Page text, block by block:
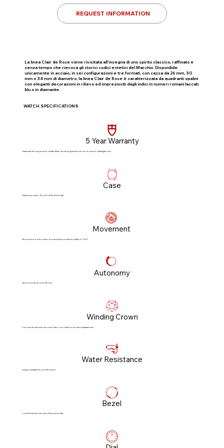
REQUEST INFORMATION
La linea Clair de Rose viene rivisitata all’insegna di uno spirito classico, raffinato e
senza tempo che rievoca gli storici codici estetici del Marchio. Disponibile
unicamente in acciaio, in sei configurazioni e tre formati, con cassa da 26 mm, 30
mm o 34 mm di diametro, la linea Clair de Rose è caratterizzata da quadranti opalini
con eleganti decorazioni in rilievo ed impreziositi dagli indici in numeri romani laccati
blu o in diamante.
WATCH SPECIFICATIONS
5 Year Warranty
Garanzia di cinque anni, trasferibile, senza registrazione né revisioni obbligatorie​
Case
Cassa in acciaio, 26 mm, finitura lucida
Movement
Movimento meccanico a carica automatica, Calibro T201
Autonomy
Autonomia di circa 38 ore
Winding Crown
Corona di carica a vite in acciaio con cabochon blu trasparente
Water Resistance
Impermeabile fino a 100 metri
Bezel
Lunetta liscia in acciaio, finitura lucida